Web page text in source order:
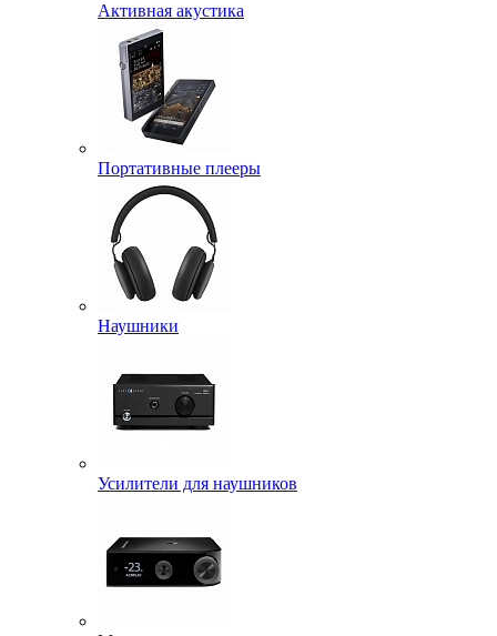
Активная акустика
Портативные плееры
Наушники
Усилители для наушников